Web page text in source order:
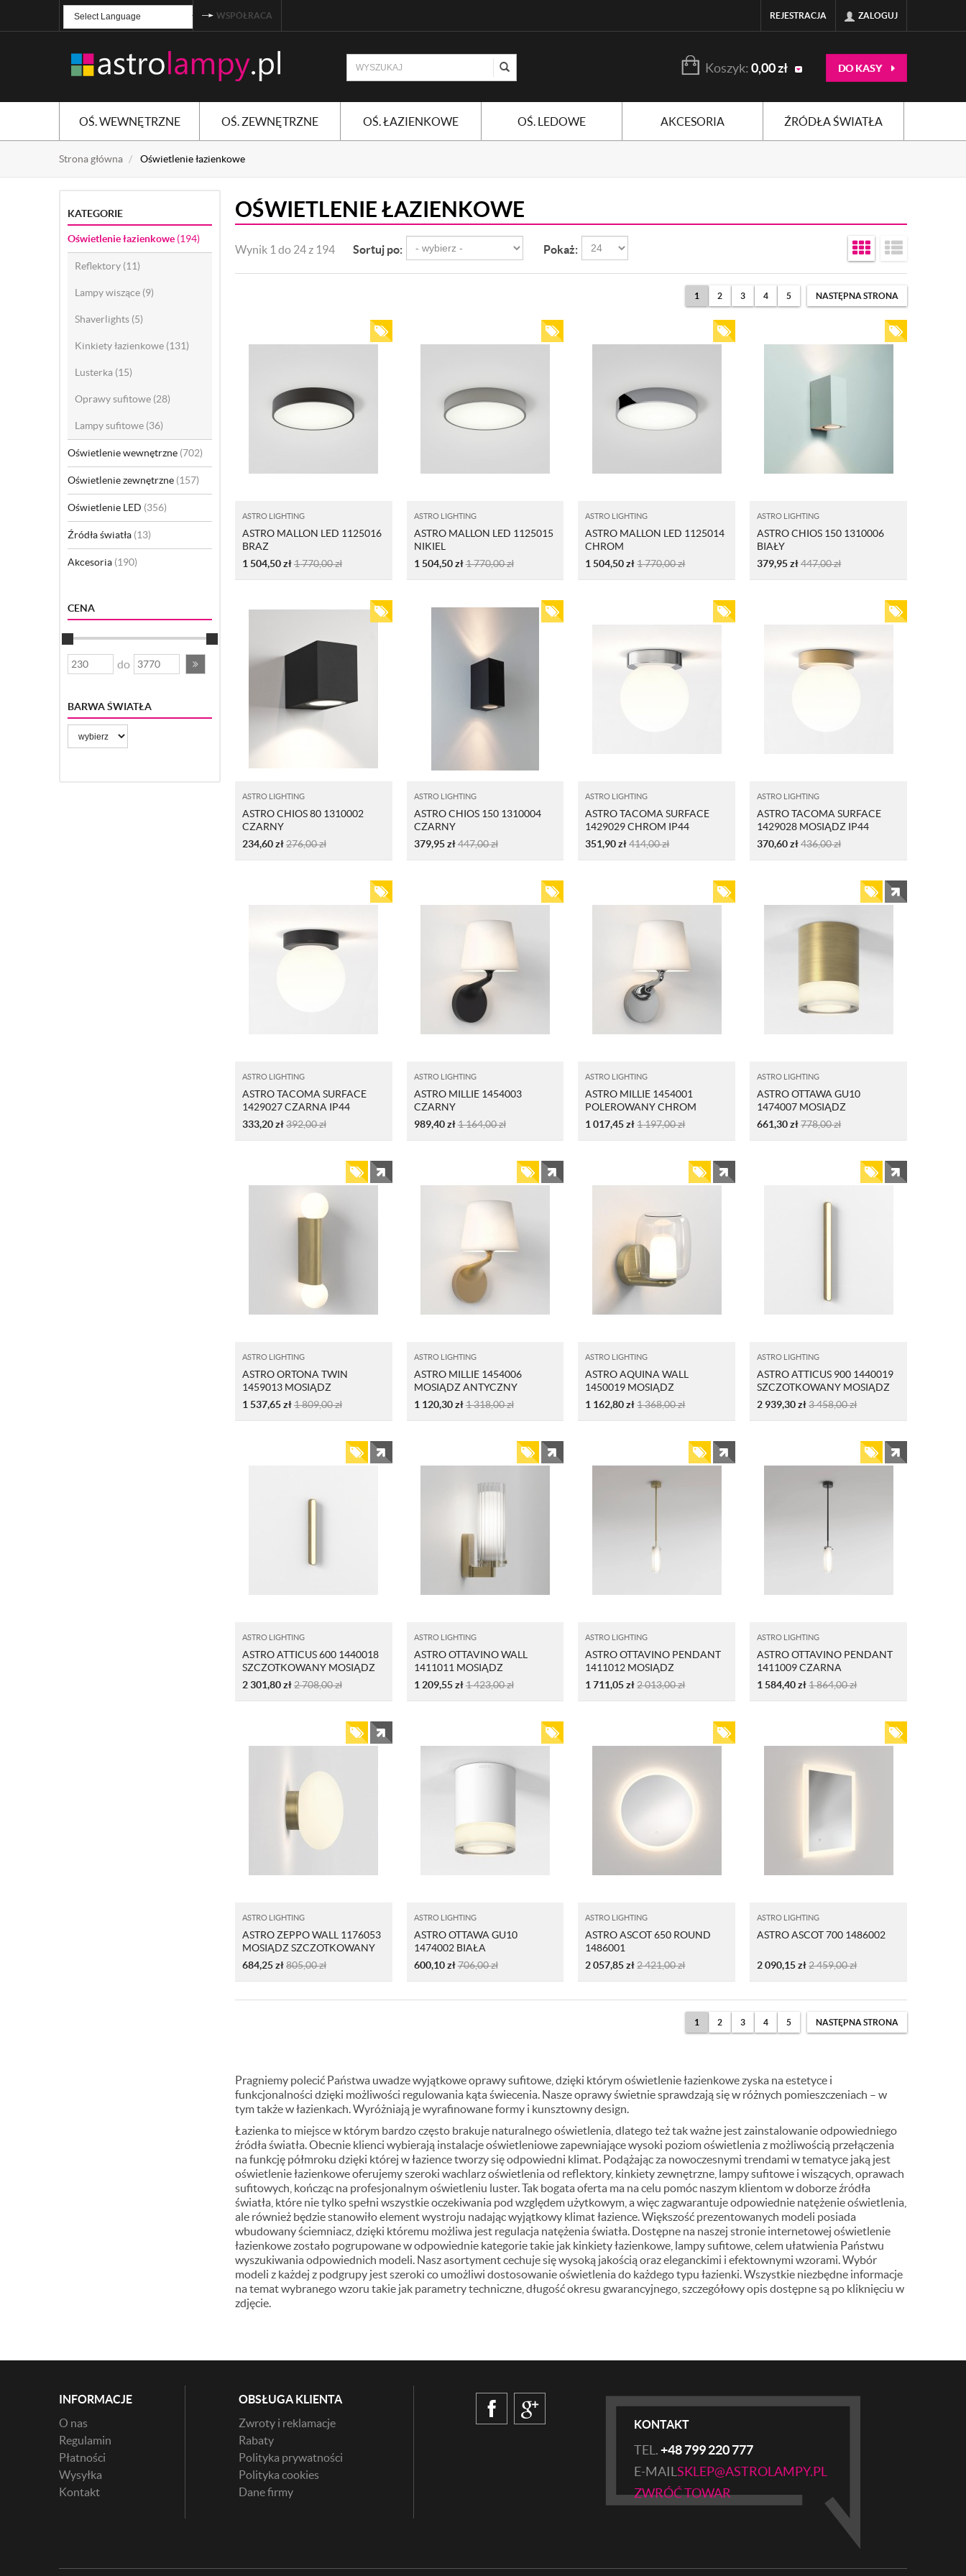
TRANSLATE
WSPÓŁRACA REJESTRACJA ZALOGUJ
Koszyk: 0,00zł DO KASY
OŚ. WEWNĘTRZNE OŚ. ZEWNĘTRZNE OŚ. ŁAZIENKOWE OŚ. LEDOWE AKCESORIA ŹRÓDŁA ŚWIATŁA
Strona główna Oświetlenie łazienkowe
KATEGORIE
Oświetlenie łazienkowe (194)
Reflektory (11)
Lampy wiszące (9)
Shaverlights (5)
Kinkiety łazienkowe (131)
Lusterka (15)
Oprawy sufitowe (28)
Lampy sufitowe (36)
Oświetlenie wewnętrzne (702)
Oświetlenie zewnętrzne (157)
Oświetlenie LED (356)
Źródła światła (13)
Akcesoria (190)
CENA
do
BARWA ŚWIATŁA
OŚWIETLENIE ŁAZIENKOWE
Wynik 1 do 24 z 194 Sortuj po: Pokaż:
1 2 3 4 5 NASTĘPNA STRONA
ASTRO LIGHTING
ASTRO MALLON LED 1125016
BRAZ
1 504,50zł1 770,00zł
ASTRO LIGHTING
ASTRO MALLON LED 1125015
NIKIEL
1 504,50zł1 770,00zł
ASTRO LIGHTING
ASTRO MALLON LED 1125014
CHROM
1 504,50zł 1 770,00zł
ASTRO LIGHTING
ASTRO CHIOS 150 1310006
BIAŁY
379,95zł 447,00zł
ASTRO LIGHTING
ASTRO CHIOS 80 1310002
CZARNY
234,60zł276,00zł
ASTRO LIGHTING
ASTRO CHIOS 150 1310004
CZARNY
379,95zł447,00zł
ASTRO LIGHTING
ASTRO TACOMA SURFACE
1429029 CHROM IP44
351,90zł 414,00zł
ASTRO LIGHTING
ASTRO TACOMA SURFACE
1429028 MOSIĄDZ IP44
370,60zł 436,00zł
ASTRO LIGHTING
ASTRO TACOMA SURFACE
1429027 CZARNA IP44
333,20zł392,00zł
ASTRO LIGHTING
ASTRO MILLIE 1454003
CZARNY
989,40zł1 164,00zł
ASTRO LIGHTING
ASTRO MILLIE 1454001
POLEROWANY CHROM
1 017,45zł 1 197,00zł
ASTRO LIGHTING
ASTRO OTTAWA GU10
1474007 MOSIĄDZ
SZCZOTKOWANY
661,30zł 778,00zł
ASTRO LIGHTING
ASTRO ORTONA TWIN
1459013 MOSIĄDZ
SZCZOTKOWANY
1 537,65zł1 809,00zł
ASTRO LIGHTING
ASTRO MILLIE 1454006
MOSIĄDZ ANTYCZNY
1 120,30zł1 318,00zł
ASTRO LIGHTING
ASTRO AQUINA WALL
1450019 MOSIĄDZ
SZCZOTKOWANY
1 162,80zł 1 368,00zł
ASTRO LIGHTING
ASTRO ATTICUS 900 1440019
SZCZOTKOWANY MOSIĄDZ
2 939,30zł 3 458,00zł
ASTRO LIGHTING
ASTRO ATTICUS 600 1440018
SZCZOTKOWANY MOSIĄDZ
2 301,80zł2 708,00zł
ASTRO LIGHTING
ASTRO OTTAVINO WALL
1411011 MOSIĄDZ
SZCZOTKOWANY
1 209,55zł1 423,00zł
ASTRO LIGHTING
ASTRO OTTAVINO PENDANT
1411012 MOSIĄDZ
SZCZOTKOWANY
1 711,05zł 2 013,00zł
ASTRO LIGHTING
ASTRO OTTAVINO PENDANT
1411009 CZARNA
1 584,40zł 1 864,00zł
ASTRO LIGHTING
ASTRO ZEPPO WALL 1176053
MOSIĄDZ SZCZOTKOWANY
684,25zł805,00zł
ASTRO LIGHTING
ASTRO OTTAWA GU10
1474002 BIAŁA
600,10zł706,00zł
ASTRO LIGHTING
ASTRO ASCOT 650 ROUND
1486001
2 057,85zł 2 421,00zł
ASTRO LIGHTING
ASTRO ASCOT 700 1486002
2 090,15zł 2 459,00zł
1 2 3 4 5 NASTĘPNA STRONA
Pragniemy polecić Państwa uwadze wyjątkoweoprawy sufitowe, dzięki którym oświetlenie łazienkowe zyska na estetyce i
funkcjonalności dzięki możliwości regulowania kąta świecenia. Nasze oprawy świetnie sprawdzają się w różnych pomieszczeniach – w
tym także w łazienkach. Wyróżniają je wyrafinowane formy i kunsztowny design.
Łazienka to miejsce w którym bardzo często brakuje naturalnego oświetlenia, dlatego też tak ważne jest zainstalowanie odpowiedniego
źródła światła. Obecnie klienci wybierają instalacje oświetleniowe zapewniające wysoki poziom oświetlenia z możliwością przełączenia
na funkcję półmroku dzięki której w łazience tworzy się odpowiedni klimat. Podążając za nowoczesnymi trendami w tematyce jaką jest
oświetlenie łazienkowe oferujemy szeroki wachlarz oświetlenia od reflektory, kinkiety zewnętrzne, lampy sufitowei wiszących, oprawach
sufitowych, kończąc na profesjonalnym oświetleniu luster. Tak bogata oferta ma na celu pomóc naszym klientom w doborze źródła
światła, które nie tylko spełni wszystkie oczekiwania pod względem użytkowym, a więc zagwarantuje odpowiednie natężenie oświetlenia,
ale również będzie stanowiło element wystroju nadając wyjątkowy klimat łazience. Większość prezentowanych modeli posiada
wbudowany ściemniacz, dzięki któremu możliwa jest regulacja natężenia światła. Dostępne na naszej stronie internetowej oświetlenie
łazienkowe zostało pogrupowane w odpowiednie kategorie takie jak kinkiety łazienkowe, lampy sufitowe, celem ułatwienia Państwu
wyszukiwania odpowiednich modeli. Nasz asortyment cechuje się wysoką jakością oraz eleganckimi i efektownymi wzorami. Wybór
modeli z każdej z podgrupy jest szeroki co umożliwi dostosowanie oświetlenia do każdego typu łazienki. Wszystkie niezbędne informacje
na temat wybranego wzoru takie jak parametry techniczne, długość okresu gwarancyjnego, szczegółowy opis dostępne są po kliknięciu w
zdjęcie.
INFORMACJE
O nas
Regulamin
Płatności
Wysyłka
Kontakt
OBSŁUGA KLIENTA
Zwroty i reklamacje
Rabaty
Polityka prywatności
Polityka cookies
Dane firmy
KONTAKT
TEL.+48 799 220 777
E-MAIL SKLEP@ASTROLAMPY.PL
ZWRÓĆ TOWAR